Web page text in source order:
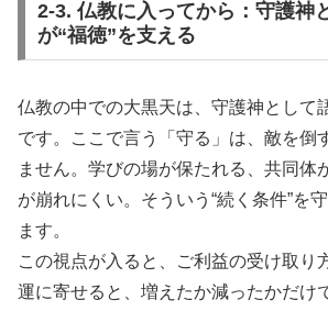
2-3. 仏教に入ってから：守護神
が“福徳”を支える
仏教の中での大黒天は、守護神として
です。ここで言う「守る」は、敵を倒
ません。学びの場が保たれる、共同体
が崩れにくい。そういう“続く条件”を
ます。
この視点が入ると、ご利益の受け取り
運に寄せると、増えたか減ったかだけ